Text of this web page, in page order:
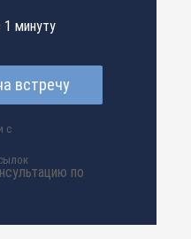
1 минуту
встречу
с
по